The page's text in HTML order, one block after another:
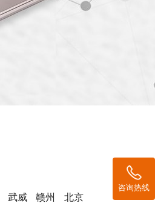
武威 赣州
北京
咨询热线